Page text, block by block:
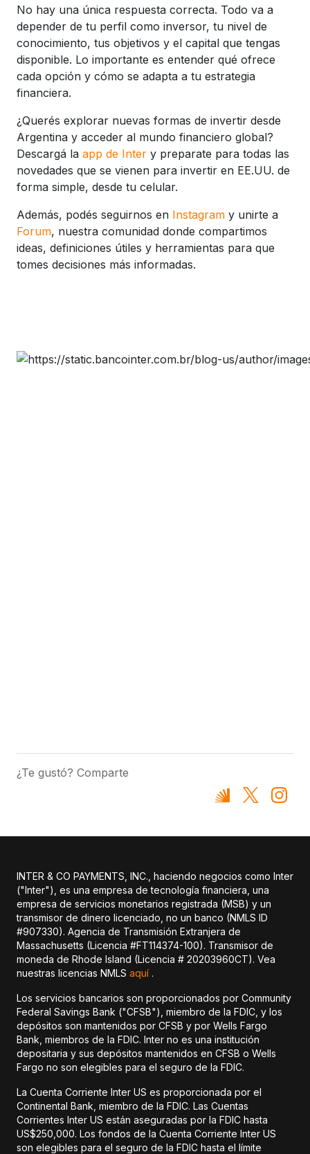
No hay una única respuesta correcta. Todo va a
depender de tu perfil como inversor, tu nivel de
conocimiento, tus objetivos y el capital que tengas
disponible. Lo importante es entender qué ofrece
cada opción y cómo se adapta a tu estrategia
financiera.
¿Querés explorar nuevas formas de invertir desde
Argentina y acceder al mundo financiero global?
Descargá la app de Inter y preparate para todas las
novedades que se vienen para invertir en EE.UU. de
forma simple, desde tu celular.
Además, podés seguirnos en Instagram y unirte a
Forum, nuestra comunidad donde compartimos
ideas, definiciones útiles y herramientas para que
tomes decisiones más informadas.
¿Te gustó? Comparte
INTER & CO PAYMENTS, INC., haciendo negocios como Inter
("Inter"), es una empresa de tecnología financiera, una
empresa de servicios monetarios registrada (MSB) y un
transmisor de dinero licenciado, no un banco (NMLS ID
#907330). Agencia de Transmisión Extranjera de
Massachusetts (Licencia #FT114374-100). Transmisor de
moneda de Rhode Island (Licencia # 20203960CT). Vea
nuestras licencias NMLS aquí .
Los servicios bancarios son proporcionados por Community
Federal Savings Bank ("CFSB"), miembro de la FDIC, y los
depósitos son mantenidos por CFSB y por Wells Fargo
Bank, miembros de la FDIC. Inter no es una institución
depositaria y sus depósitos mantenidos en CFSB o Wells
Fargo no son elegibles para el seguro de la FDIC.
La Cuenta Corriente Inter US es proporcionada por el
Continental Bank, miembro de la FDIC. Las Cuentas
Corrientes Inter US están aseguradas por la FDIC hasta
US$250,000. Los fondos de la Cuenta Corriente Inter US
son elegibles para el seguro de la FDIC hasta el límite